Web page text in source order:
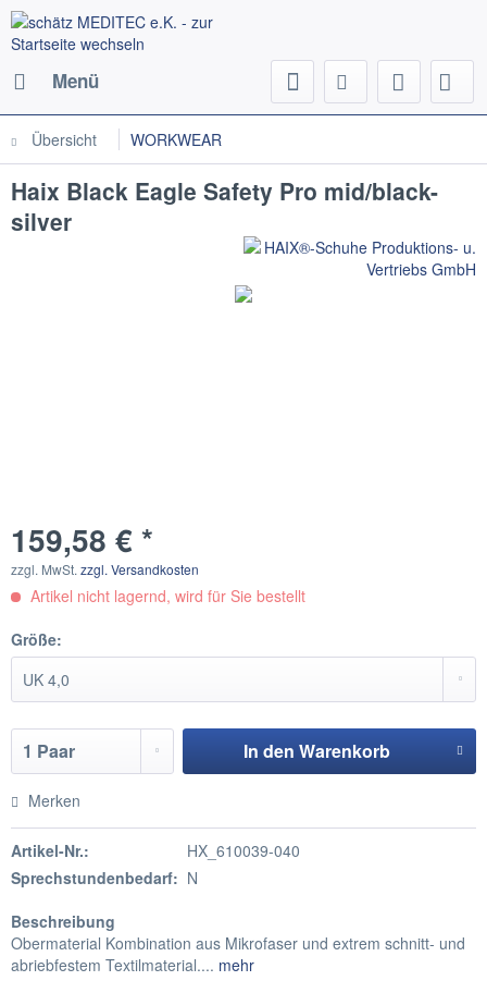
Menü
Übersicht WORKWEAR
Haix Black Eagle Safety Pro mid/black-
silver
159,58 € *
zzgl. MwSt. zzgl. Versandkosten
Artikel nicht lagernd, wird für Sie bestellt
Größe:
In den Warenkorb
Merken
Artikel-Nr.:
HX_610039-040
Sprechstundenbedarf: N
Beschreibung
Obermaterial Kombination aus Mikrofaser und extrem schnitt- und
abriebfestem Textilmaterial.... mehr